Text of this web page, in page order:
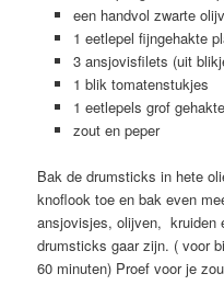
een handvol zwarte
1 eetlepel fijngehakte
3 ansjovisfilets (uit
1 blik tomatenstukjes
1 eetlepels grof
zout en peper
Bak de drumsticks in hete
knoflook toe en bak even
ansjovisjes, olijven, kruiden
drumsticks gaar zijn. ( voor
60 minuten) Proef voor je